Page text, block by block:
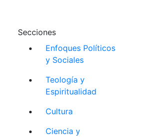
Secciones
Enfoques Políticos
y Sociales
Teología y
Espiritualidad
Cultura
Ciencia y